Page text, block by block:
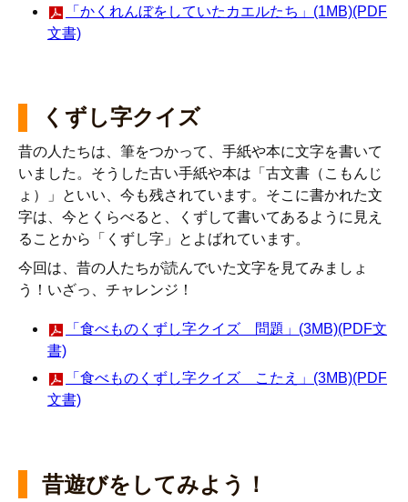
「かくれんぼをしていたカエルたち」(1MB)(PDF
文書)
くずし字クイズ
昔の人たちは、筆をつかって、手紙や本に文字を書いて
いました。そうした古い手紙や本は「古文書（こもんじ
ょ）」といい、今も残されています。そこに書かれた文
字は、今とくらべると、くずして書いてあるように見え
ることから「くずし字」とよばれています。
今回は、昔の人たちが読んでいた文字を見てみましょ
う！いざっ、チャレンジ！
「食べものくずし字クイズ 問題」(3MB)(PDF文
書)
「食べものくずし字クイズ こたえ」(3MB)(PDF
文書)
昔遊びをしてみよう！